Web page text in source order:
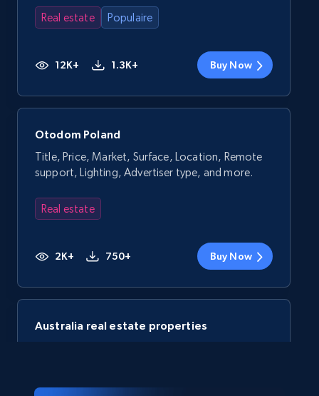
Real estate Populaire
12K+ 1.3K+ Buy Now
Otodom Poland
Title, Price, Market, Surface, Location, Remote
support, Lighting, Advertiser type, and more.
Real estate
2K+ 750+ Buy Now
Australia real estate properties